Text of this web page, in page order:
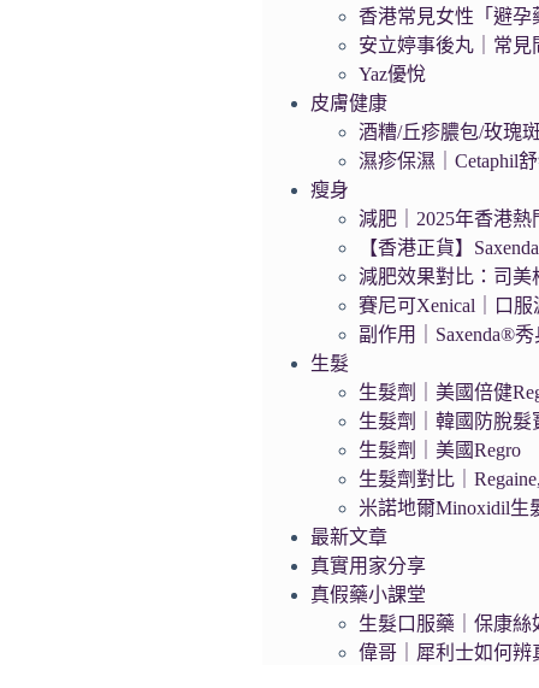
香港常見女性「避孕
安立婷事後丸｜常見
Yaz優悅
皮膚健康
酒糟/丘疹膿包/玫瑰
濕疹保濕｜Cetaphil
瘦身
減肥｜2025年香港熱
【香港正貨】
減肥效果對比：司美
賽尼可Xenical｜口服
副作用｜Saxenda®
生髮
生髮劑｜美國倍健
生髮劑｜韓國防脫髮
生髮劑｜美國Regro
生髮劑對比｜
米諾地爾Minoxidil生
最新文章
真實用家分享
真假藥小課堂
生髮口服藥｜保康絲
偉哥｜犀利士如何辨